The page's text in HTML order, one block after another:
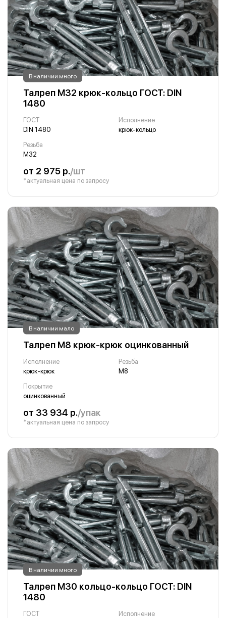
В наличии много
Талреп М32 крюк-кольцо ГОСТ: DIN
1480
ГОСТ
DIN 1480
Исполнение
крюк-кольцо
Резьба
М32
от 2 975 р./шт
*актуальная цена по запросу
В наличии мало
Талреп М8 крюк-крюк оцинкованный
Исполнение
крюк-крюк
Резьба
М8
Покрытие
оцинкованный
от 33 934 р./упак
*актуальная цена по запросу
В наличии много
Талреп М30 кольцо-кольцо ГОСТ: DIN
1480
ГОСТ
Исполнение